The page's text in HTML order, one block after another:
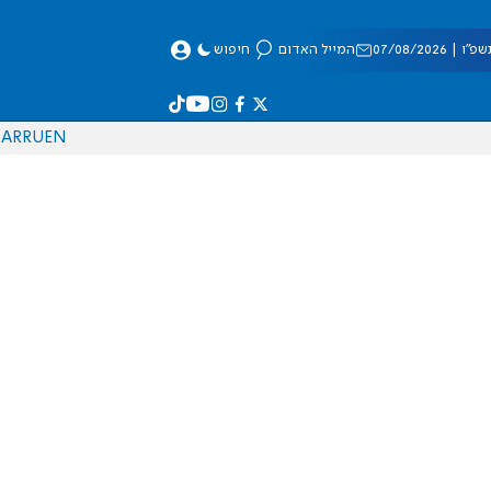
08/2026 המייל האדום חיפוש
EN
RU
AR